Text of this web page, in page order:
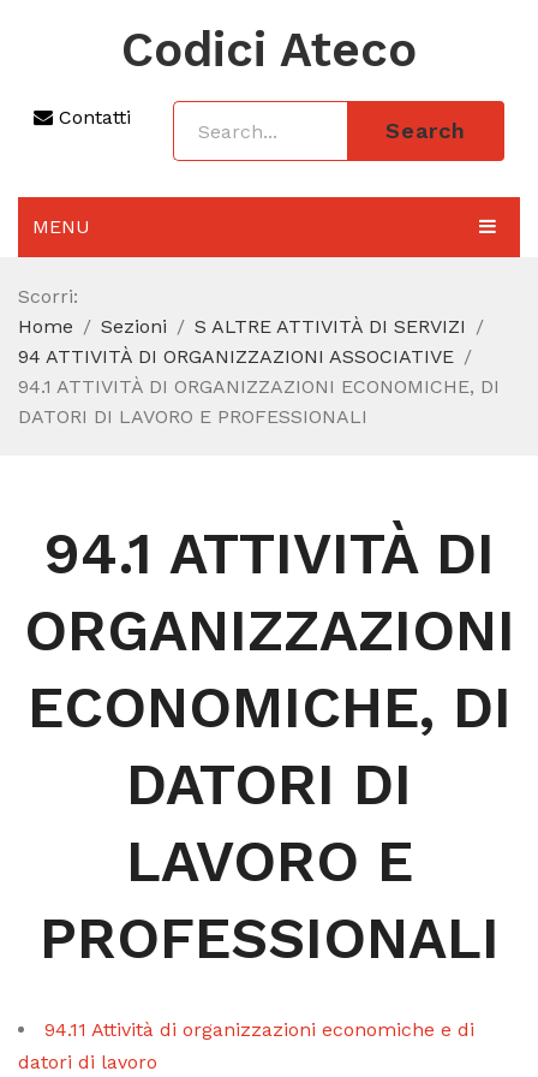
Codici Ateco
Contatti
Search
MENU
AGGIORNAMENTO 2025
SEZIONI
CODICE ATECO A COSA SERVE
Scorri:
Home
Sezioni
S ALTRE ATTIVITÀ DI SERVIZI
94 ATTIVITÀ DI ORGANIZZAZIONI ASSOCIATIVE
94.1 ATTIVITÀ DI ORGANIZZAZIONI ECONOMICHE, DI
DATORI DI LAVORO E PROFESSIONALI
94.1 ATTIVITÀ DI
ORGANIZZAZIONI
ECONOMICHE, DI
DATORI DI
LAVORO E
PROFESSIONALI
94.11 Attività di organizzazioni economiche e di
datori di lavoro